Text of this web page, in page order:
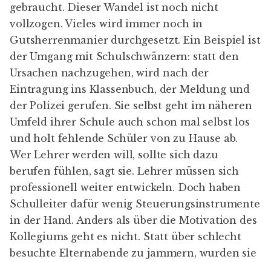
gebraucht. Dieser Wandel ist noch nicht
vollzogen. Vieles wird immer noch in
Gutsherrenmanier durchgesetzt. Ein Beispiel ist
der Umgang mit Schulschwänzern: statt den
Ursachen nachzugehen, wird nach der
Eintragung ins Klassenbuch, der Meldung und
der Polizei gerufen. Sie selbst geht im näheren
Umfeld ihrer Schule auch schon mal selbst los
und holt fehlende Schüler von zu Hause ab.
Wer Lehrer werden will, sollte sich dazu
berufen fühlen, sagt sie. Lehrer müssen sich
professionell weiter entwickeln. Doch haben
Schulleiter dafür wenig Steuerungsinstrumente
in der Hand. Anders als über die Motivation des
Kollegiums geht es nicht. Statt über schlecht
besuchte Elternabende zu jammern, wurden sie